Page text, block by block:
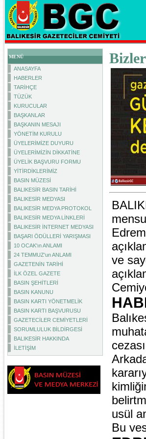
MENÜ
ANASAYFA
HABERLER
TARİHÇE
TÜZÜK
KURUCULAR
BAŞKANLAR
BAŞKANIN MESAJI
YÖNETİM KURULU
ÜYELERİMİZE DUYURU
ÜYELERİMİZİN DİKKATİNE
ÜYELİK BAŞVURU FORMU
YİTİRDİKLERİMİZ
BASIN MÜZESİ
BALIKESİR BASIN TARİHİ
BALIKESİR MEDYASI
BALIKESİR MEDYA PROTOKOL
BALIKESİR MEDYA LİNKLERİ
BALIKESİR İNTERNET MEDYASI
BAŞARI ÖDÜLLERİ YARIŞMASI
10 OCAK'ın ANLAMI
24 TEMMUZ'un ANLAMI
GAZETENİN TARİHİ
İLK ÖZEL GAZETE
BASIN ŞEHİTLERİ
BASIN KANUNU
BASIN KARTI YÖNETMELİK
BASIN KARTI BAŞVURUSU
GAZETECİLER CEMİYETLERİ
SORUMLULUK BİLDİRGESİ
BALIKESİR HAKKINDA
İLETİŞİM
ve
usül
Bu